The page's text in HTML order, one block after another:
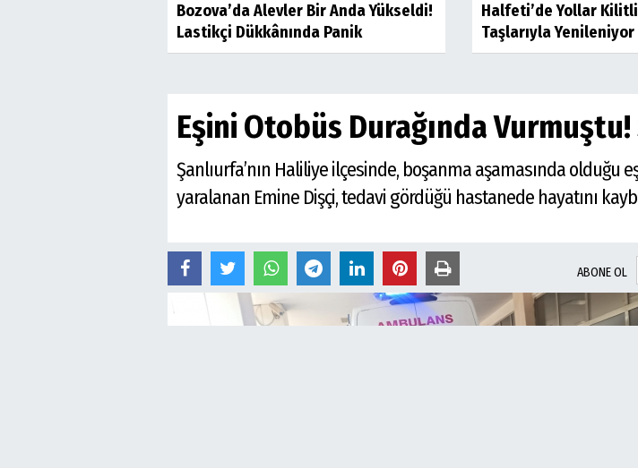
Bozova’da Alevler Bir Anda Yükseldi!
Lastikçi Dükkânında Panik
Halfeti’de Yollar
Taşlarıyla Yenileniyor
Eşini Otobüs Durağında
Şanlıurfa’nın Haliliye ilçesinde, boşanma aşamasında olduğu
yaralanan Emine Dişçi, tedavi gördüğü hastanede hayatını
ABONE OL